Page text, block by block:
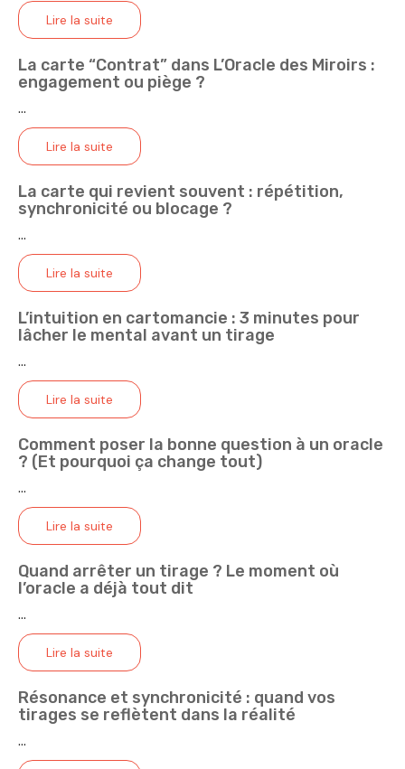
Lire la suite
La carte “Contrat” dans L’Oracle des Miroirs :
engagement ou piège ?
...
Lire la suite
La carte qui revient souvent : répétition,
synchronicité ou blocage ?
...
Lire la suite
L’intuition en cartomancie : 3 minutes pour
lâcher le mental avant un tirage
...
Lire la suite
Comment poser la bonne question à un oracle
? (Et pourquoi ça change tout)
...
Lire la suite
Quand arrêter un tirage ? Le moment où
l’oracle a déjà tout dit
...
Lire la suite
Résonance et synchronicité : quand vos
tirages se reflètent dans la réalité
...